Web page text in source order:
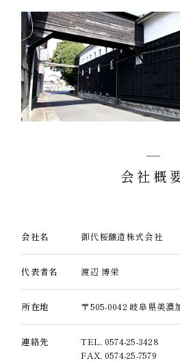
会社概
会社名 御代桜醸造株式会社
代表者名 渡辺 博栄
所在地 〒505-0042 岐阜県美濃
連絡先
TEL. 0574-25-3428
FAX. 0574-25-7579